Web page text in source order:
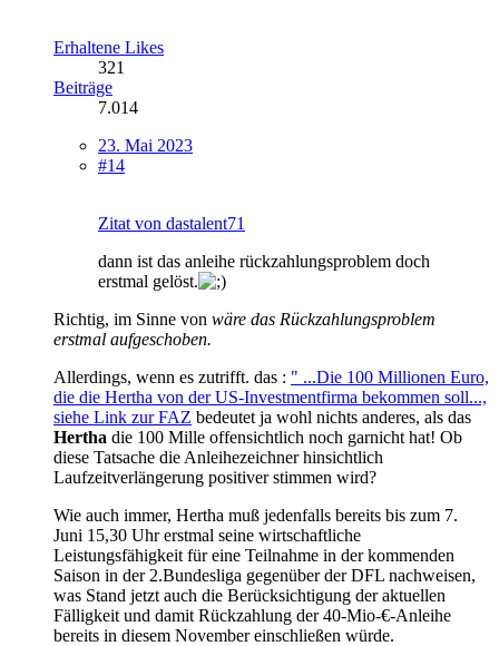
Erhaltene Likes
321
Beiträge
7.014
23. Mai 2023
#14
Zitat von dastalent71
dann ist das anleihe rückzahlungsproblem doch
erstmal gelöst.
Richtig, im Sinne von wäre das Rückzahlungsproblem
erstmal aufgeschoben.
Allerdings, wenn es zutrifft. das : " ...Die 100 Millionen Euro,
die die Hertha von der US-Investmentfirma bekommen soll...,
siehe Link zur FAZ bedeutet ja wohl nichts anderes, als das
Hertha die 100 Mille offensichtlich noch garnicht hat! Ob
diese Tatsache die Anleihezeichner hinsichtlich
Laufzeitverlängerung positiver stimmen wird?
Wie auch immer, Hertha muß jedenfalls bereits bis zum 7.
Juni 15,30 Uhr erstmal seine wirtschaftliche
Leistungsfähigkeit für eine Teilnahme in der kommenden
Saison in der 2.Bundesliga gegenüber der DFL nachweisen,
was Stand jetzt auch die Berücksichtigung der aktuellen
Fälligkeit und damit Rückzahlung der 40-Mio-€-Anleihe
bereits in diesem November einschließen würde.